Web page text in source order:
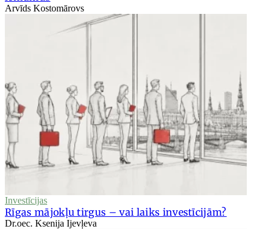
Arvīds Kostomārovs
Investīcijas
Rīgas mājokļu tirgus – vai laiks investīcijām?
Dr.oec. Ksenija Ijevļeva